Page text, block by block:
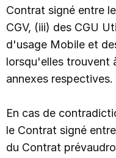
Contrat signé entre
CGV, (iii) des CGU
d'usage Mobile et
lorsqu'elles trouvent
annexes respectives.
En cas de
le Contrat signé
du Contrat